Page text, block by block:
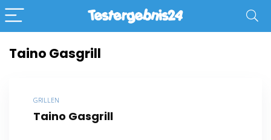
Taino Gasgrill
GRILLEN
Taino Gasgrill